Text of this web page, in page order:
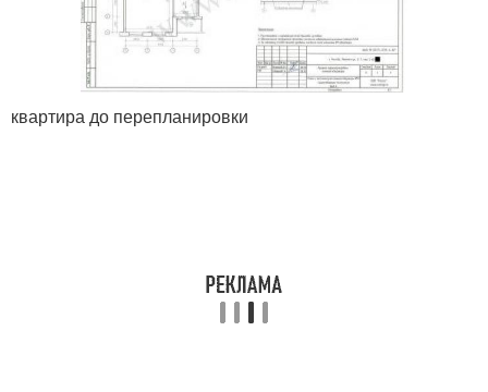
квартира до перепланировки